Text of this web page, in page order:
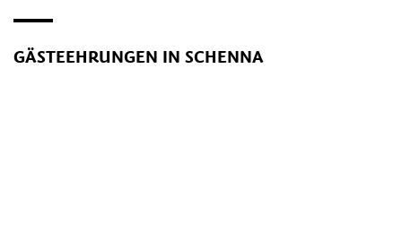
GÄSTEEHRUNGEN IN SCHENNA